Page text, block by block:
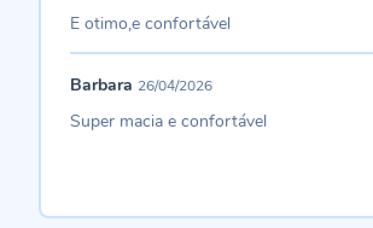
E otimo,e confortável
Barbara 26/04/2026
Super macia e confortável